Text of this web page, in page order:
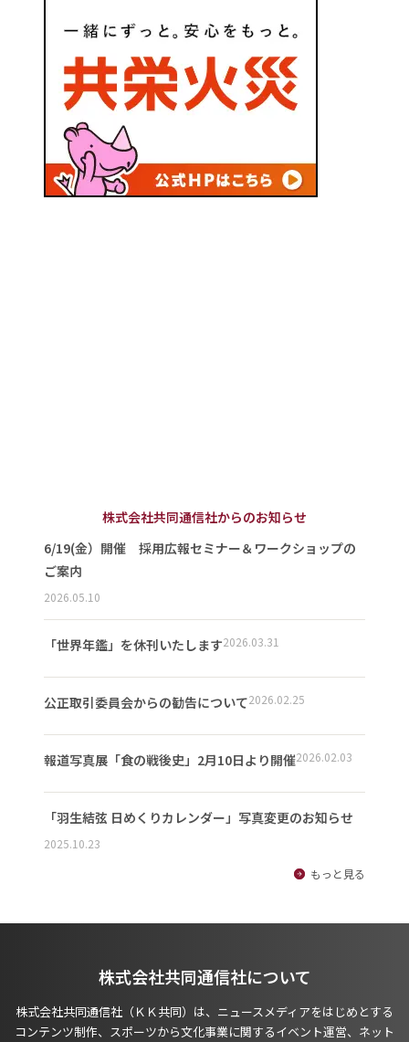
株式会社共同通信社からのお知らせ
6/19(金）開催 採用広報セミナー＆ワークショップの
ご案内
2026.05.10
「世界年鑑」を休刊いたします2026.03.31
公正取引委員会からの勧告について2026.02.25
報道写真展「食の戦後史」2月10日より開催2026.02.03
「羽生結弦 日めくりカレンダー」写真変更のお知らせ
2025.10.23
もっと見る
株式会社共同通信社について
株式会社共同通信社（ＫＫ共同）は、ニュースメディアをはじめとする
コンテンツ制作、スポーツから文化事業に関するイベント運営、ネット